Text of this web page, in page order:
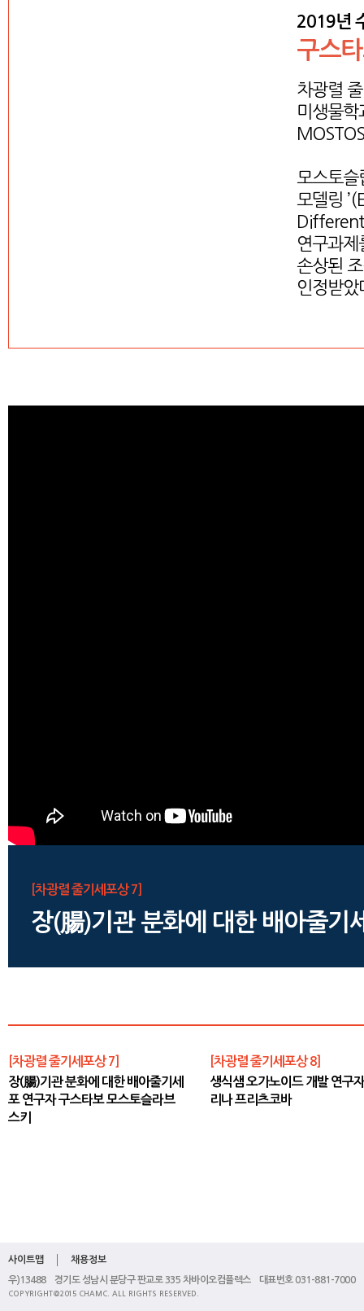
2019년
구스
차광렬
미생물
모스토슬
모델링
연구과
손상된
인정받았
[차광렬 줄기세포상 7]
장(腸)기관 분화에 대한 배아줄기
[차광렬 줄기세포상 7]
장(腸)기관 분화에 대한 배아줄기세
포 연구자 구스타보 모스토슬라브
스키
[차광렬 줄기세포상 8]
생식샘 오가노이드 개발 연구
리나 프리츠코바
사이트맵 채용정보
우)13488 경기도 성남시 분당구 판교로 335 차바이오컴플렉스 대표번호 031-881-7000
COPYRIGHT@2015 CHAMC. ALL RIGHTS RESERVED.